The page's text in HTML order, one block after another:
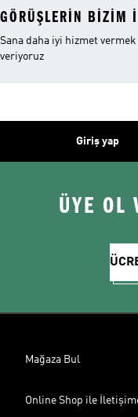
GÖRÜŞLERIN BIZIM
Sana daha iyi hizmet
veriyoruz
Giriş yap
ÜYE
Mağaza Bul
Online Shop ile